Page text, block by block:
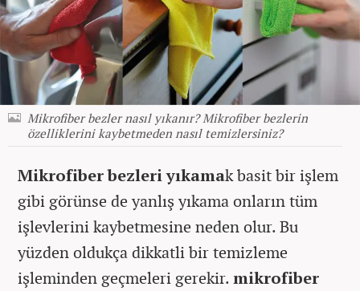
Mikrofiber bezler nasıl yıkanır? Mikrofiber bezlerin
özelliklerini kaybetmeden nasıl temizlersiniz?
Mikrofiber bezleri yıkamak basit bir işlem
gibi görünse de yanlış yıkama onların tüm
işlevlerini kaybetmesine neden olur. Bu
yüzden oldukça dikkatli bir temizleme
işleminden geçmeleri gerekir.mikrofiber